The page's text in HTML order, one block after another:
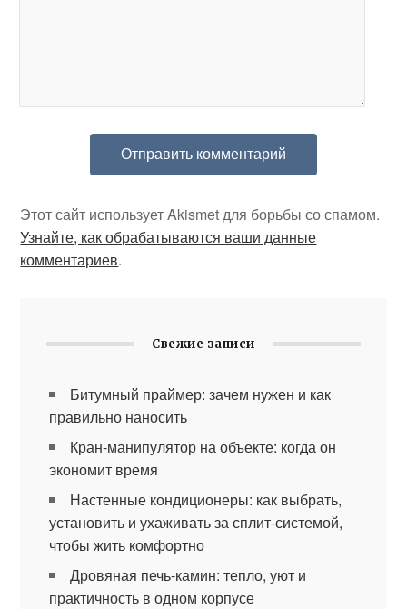
Этот сайт использует Akismet для борьбы со спамом.
Узнайте, как обрабатываются ваши данные
комментариев.
Свежие записи
Битумный праймер: зачем нужен и как
правильно наносить
Кран-манипулятор на объекте: когда он
экономит время
Настенные кондиционеры: как выбрать,
установить и ухаживать за сплит-системой,
чтобы жить комфортно
Дровяная печь-камин: тепло, уют и
практичность в одном корпусе